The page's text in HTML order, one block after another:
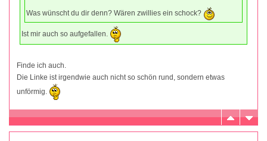
Was wünscht du dir denn? Wären zwillies ein schock?
Ist mir auch so aufgefallen.
Finde ich auch.
Die Linke ist irgendwie auch nicht so schön rund, sondern etwas
unförmig.